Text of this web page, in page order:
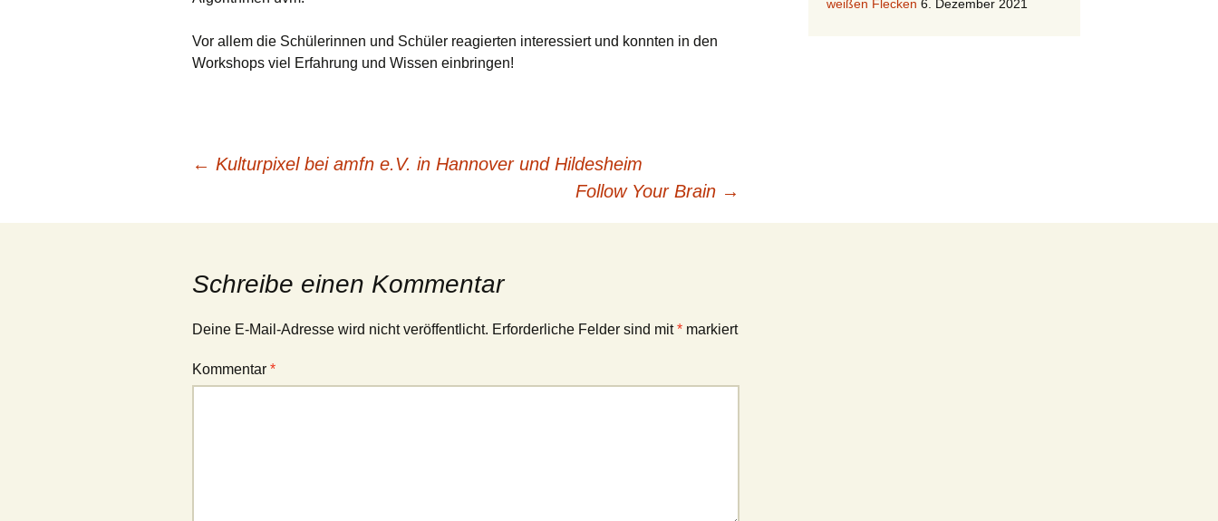
Vor allem die Schülerinnen und Schüler reagierten interessiert und konnten in den
Workshops viel Erfahrung und Wissen einbringen!
Beitragsnavigation
← Kulturpixel bei amfn e.V. in Hannover und Hildesheim
Follow Your Brain →
Schreibe einen Kommentar
Deine E-Mail-Adresse wird nicht veröffentlicht. Erforderliche Felder sind mit* markiert
Kommentar *
weißen Flecken 6. Dezember 2021